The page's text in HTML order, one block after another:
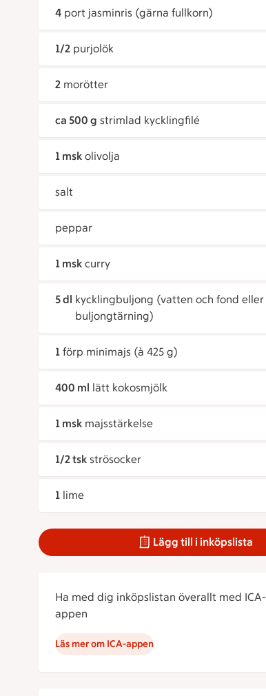
4 port jasminris (gärna fullkorn)
1/2 purjolök
2 morötter
ca 500 g strimlad kycklingfilé
1 msk olivolja
salt
peppar
1 msk curry
5 dl kycklingbuljong (vatten och fond eller
buljongtärning)
1 förp minimajs (à 425 g)
400 ml lätt kokosmjölk
1 msk majsstärkelse
1/2 tsk strösocker
1 lime
Lägg till i inköpslista
Ha med dig inköpslistan överallt med ICA-
appen
Läs mer om ICA-appen